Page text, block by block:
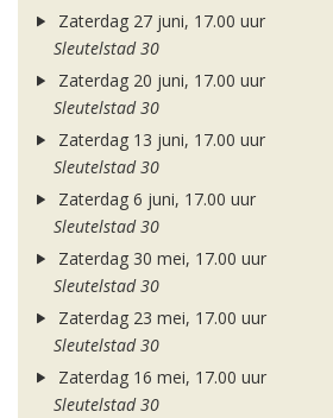
Zaterdag 27 juni, 17.00 uur
Sleutelstad 30
Zaterdag 20 juni, 17.00 uur
Sleutelstad 30
Zaterdag 13 juni, 17.00 uur
Sleutelstad 30
Zaterdag 6 juni, 17.00 uur
Sleutelstad 30
Zaterdag 30 mei, 17.00 uur
Sleutelstad 30
Zaterdag 23 mei, 17.00 uur
Sleutelstad 30
Zaterdag 16 mei, 17.00 uur
Sleutelstad 30